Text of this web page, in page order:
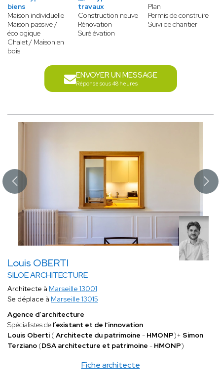
biens
Maison individuelle
Maison passive /
écologique
Chalet / Maison en
bois
travaux
Construction neuve
Rénovation
Surélévation
Plan
Permis de construire
Suivi de chantier
ENVOYER UN MESSAGE
Réponse sous 48 heures
Louis OBERTI
SILOE ARCHITECTURE
Fiche architecte
Architecte à Marseille 13001
Se déplace à Marseille 13015
Agence d’architecture
Spécialistes de l’existant et de l'innovation
Louis Oberti ( Architecte du patrimoine - HMONP)+ Simon
Terziano (DSA architecture et patrimoine - HMONP)